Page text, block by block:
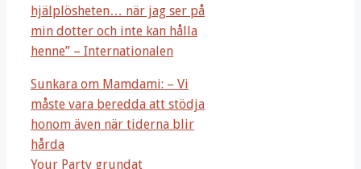
hjälplösheten… när jag ser på
min dotter och inte kan hålla
henne” – Internationalen
Sunkara om Mamdami: – Vi
måste vara beredda att stödja
honom även när tiderna blir
hårda
Your Party grundat